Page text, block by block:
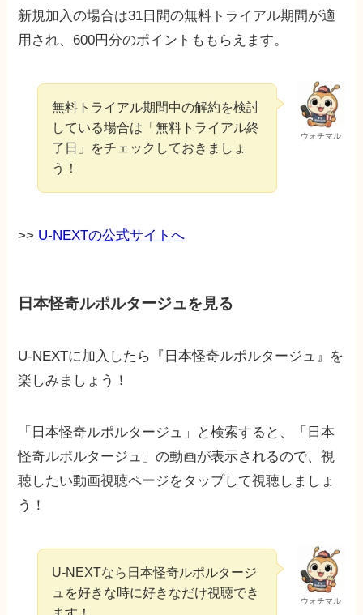
新規加入の場合は31日間の無料トライアル期間が適
用され、600円分のポイントももらえます。
ウォチマル
無料トライアル期間中の解約を検討
している場合は「無料トライアル終
了日」をチェックしておきましょ
う！
>> U-NEXTの公式サイトへ
日本怪奇ルポルタージュを見る
U-NEXTに加入したら『日本怪奇ルポルタージュ』を
楽しみましょう！
「日本怪奇ルポルタージュ」と検索すると、「日本
怪奇ルポルタージュ」の動画が表示されるので、視
聴したい動画視聴ページをタップして視聴しましょ
う！
ウォチマル
U-NEXTなら日本怪奇ルポルタージ
ュを好きな時に好きなだけ視聴でき